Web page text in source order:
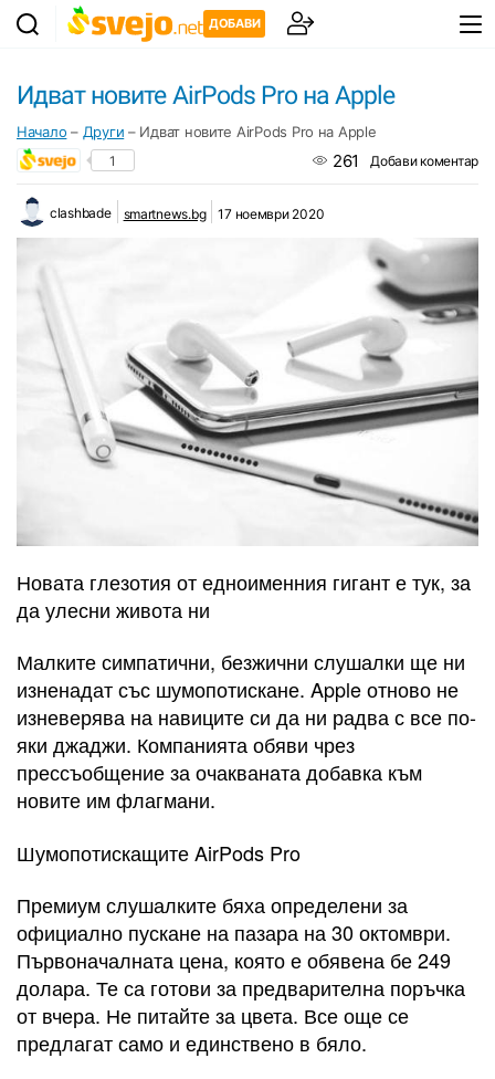
ДОБАВИ
Идват новите AirPods Pro на Apple
Начало – Други – Идват новите AirPods Pro на Apple
1 261 Добави коментар
clashbade smartnews.bg 17 ноември 2020
Новата глезотия от едноименния гигант е тук, за
да улесни живота ни
Малките симпатични, безжични слушалки ще ни
изненадат със шумопотискане. Apple отново не
изневерява на навиците си да ни радва с все по-
яки джаджи. Компанията обяви чрез
прессъобщение за очакваната добавка към
новите им флагмани.
Шумопотискащите AirPods Pro
Премиум слушалките бяха определени за
официално пускане на пазара на 30 октомври.
Първоначалната цена, която е обявена бе 249
долара. Те са готови за предварителна поръчка
от вчера. Не питайте за цвета. Все още се
предлагат само и единствено в бяло.